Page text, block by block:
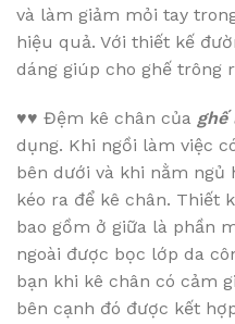
và làm giảm mỏi tay
hiệu quả. Với thiết kế
dáng giúp cho ghế trông
♥♥ Đệm kê chân của ghế
dụng. Khi ngồi làm việc
bên dưới và khi nằm ngủ
kéo ra để kê chân. Thiết
bao gồm ở giữa là phần
ngoài được bọc lớp da
bạn khi kê chân có cảm
bên cạnh đó được kết